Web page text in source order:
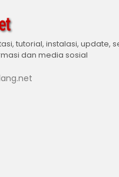
tutorial, instalasi, update,
dan media sosial